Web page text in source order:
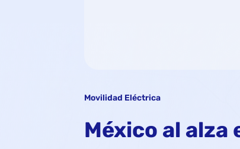
Movilidad Eléctrica
México al alza